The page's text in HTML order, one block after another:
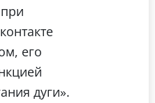
его
дуги».